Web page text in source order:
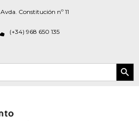
Avda. Constitución nº 11
(+34) 968 650 135
Botón de